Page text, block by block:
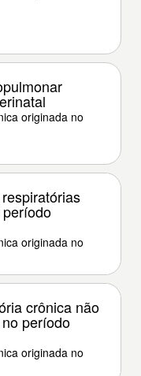
originada no
originada no
crônica não
período
originada no